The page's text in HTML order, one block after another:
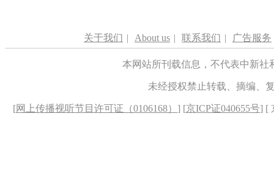
关于我们 | About us | 联系我们 | 广告服务
本网站所刊载信息，不代表中新
未经授权禁止转载、摘编、
[网上传播视听节目许可证（0106168） ] [京ICP证040655号] [